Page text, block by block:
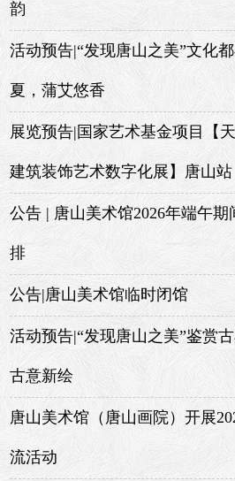
韵
活动预告|“发现唐山之美”文化
夏，蒲艾悠香
展览预告|国家艺术基金项目
建筑装饰艺术数字化展】唐山站
公告 | 唐山美术馆2026年端午
排
公告|唐山美术馆临时闭馆
活动预告|“发现唐山之美”鉴赏
古意新绘
唐山美术馆（唐山画院）开展
流活动